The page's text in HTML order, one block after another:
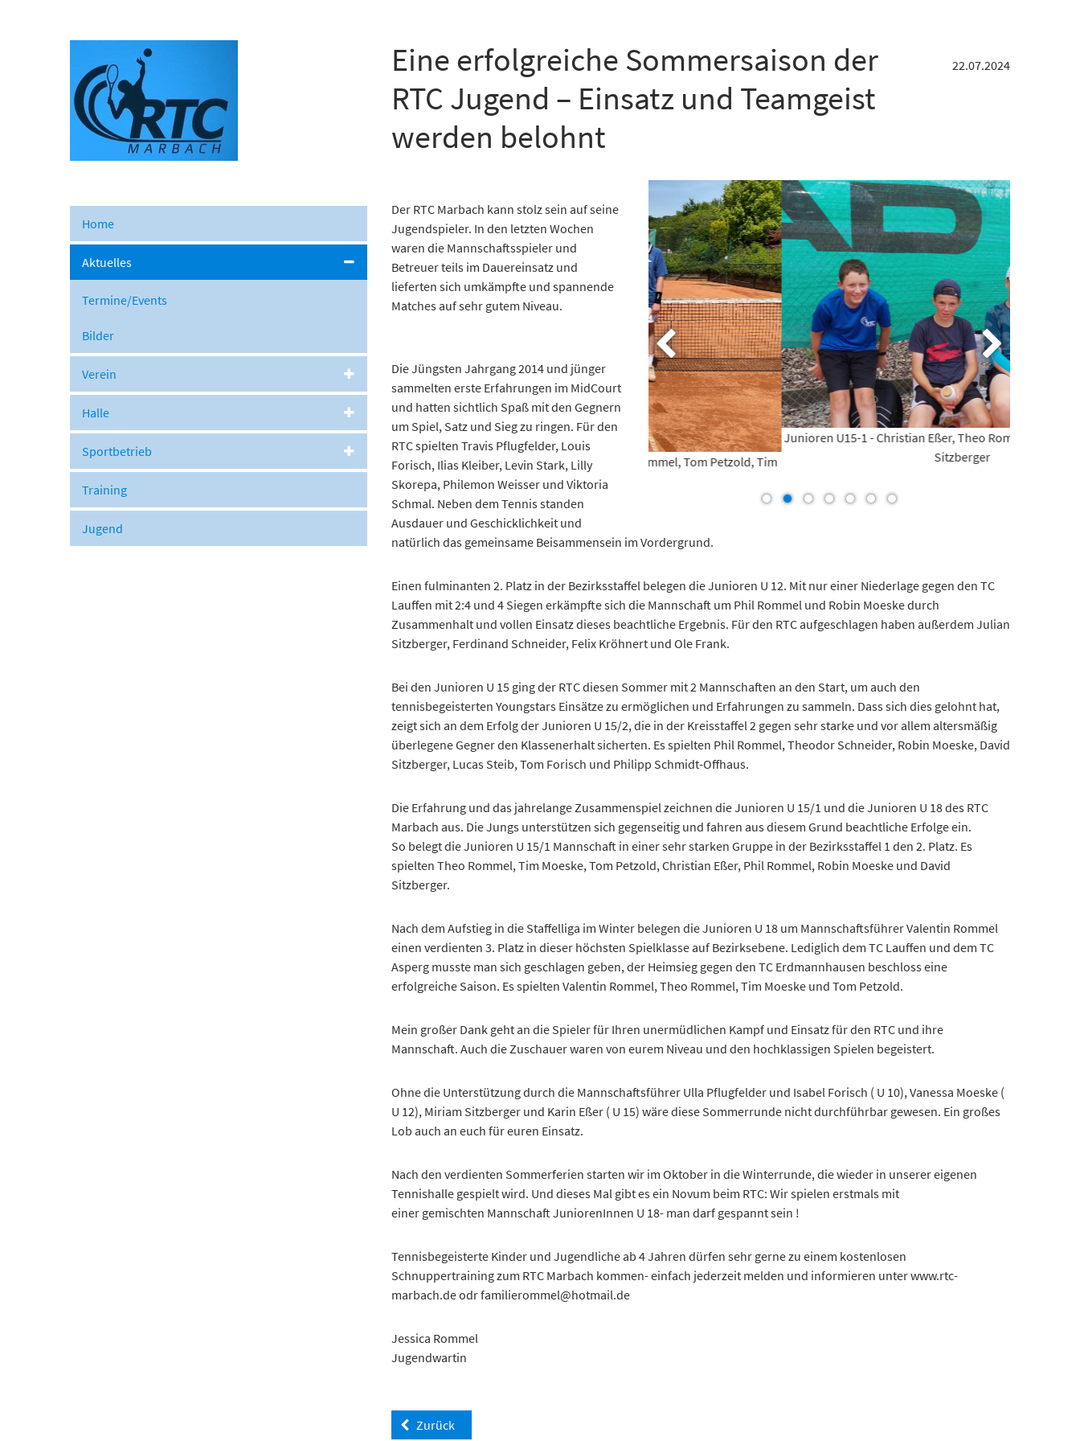
Home
Aktuelles
Termine/Events
Bilder
Verein
Halle
Sportbetrieb
Training
Jugend
Eine erfolgreiche Sommersaison der
RTC Jugend – Einsatz und Teamgeist
werden belohnt
22.07.2024
U10 - Travis Pflugfelder, Ilias Kleiber, Levin
Philemon Weisser
Junioren U18 - Theo Rommel, Valentin Rommel, Tom Petzold, Tim
Moeske
Junioren U15-1 - Christian Eßer, Theo Rommel, Tim Moeske, David
Der RTC Marbach kann stolz sein auf seine
Jugendspieler. In den letzten Wochen
waren die Mannschaftsspieler und
Betreuer teils im Dauereinsatz und
lieferten sich umkämpfte und spannende
Matches auf sehr gutem Niveau.
Die Jüngsten Jahrgang 2014 und jünger
sammelten erste Erfahrungen im MidCourt
und hatten sichtlich Spaß mit den Gegnern
um Spiel, Satz und Sieg zu ringen. Für den
RTC spielten Travis Pflugfelder, Louis
Forisch, Ilias Kleiber, Levin Stark, Lilly
Skorepa, Philemon Weisser und Viktoria
Schmal. Neben dem Tennis standen
Ausdauer und Geschicklichkeit und natürlich das gemeinsame Beisammensein im Vordergrund.
Lauffen mit 2:4 und 4 Siegen erkämpfte sich die Mannschaft um Phil Rommel und Robin Moeske durch
Zusammenhalt und vollen Einsatz dieses beachtliche Ergebnis. Für den RTC aufgeschlagen haben außerdem Julian
Sitzberger, Ferdinand Schneider, Felix Kröhnert und Ole Frank.
tennisbegeisterten Youngstars Einsätze zu ermöglichen und Erfahrungen zu sammeln. Dass sich dies gelohnt hat,
zeigt sich an dem Erfolg der Junioren U 15/2, die in der Kreisstaffel 2 gegen sehr starke und vor allem altersmäßig
überlegene Gegner den Klassenerhalt sicherten. Es spielten Phil Rommel, Theodor Schneider, Robin Moeske, David
Sitzberger, Lucas Steib, Tom Forisch und Philipp Schmidt-Offhaus.
Marbach aus. Die Jungs unterstützen sich gegenseitig und fahren aus diesem Grund beachtliche Erfolge ein.
So belegt die Junioren U 15/1 Mannschaft in einer sehr starken Gruppe in der Bezirksstaffel 1 den 2. Platz. Es
spielten Theo Rommel, Tim Moeske, Tom Petzold, Christian Eßer, Phil Rommel, Robin Moeske und David
Sitzberger.
einen verdienten 3. Platz in dieser höchsten Spielklasse auf Bezirksebene. Lediglich dem TC Lauffen und dem TC
Asperg musste man sich geschlagen geben, der Heimsieg gegen den TC Erdmannhausen beschloss eine
erfolgreiche Saison. Es spielten Valentin Rommel, Theo Rommel, Tim Moeske und Tom Petzold.
Mannschaft. Auch die Zuschauer waren von eurem Niveau und den hochklassigen Spielen begeistert.
U 12), Miriam Sitzberger und Karin Eßer ( U 15) wäre diese Sommerrunde nicht durchführbar gewesen. Ein großes
Lob auch an euch für euren Einsatz.
Tennishalle gespielt wird. Und dieses Mal gibt es ein Novum beim RTC: Wir spielen erstmals mit
einer gemischten Mannschaft JuniorenInnen U 18- man darf gespannt sein !
Schnuppertraining zum RTC Marbach kommen- einfach jederzeit melden und informieren unter www.rtc-
marbach.de odr familierommel@hotmail.de
Jugendwartin